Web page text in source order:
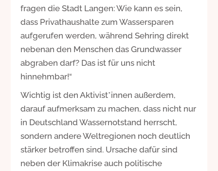
fragen die Stadt Langen: Wie kann es sein,
dass Privathaushalte zum Wassersparen
aufgerufen werden, während Sehring direkt
nebenan den Menschen das Grundwasser
abgraben darf? Das ist für uns nicht
hinnehmbar!“
Wichtig ist den Aktivist*innen außerdem,
darauf aufmerksam zu machen, dass nicht nur
in Deutschland Wassernotstand herrscht,
sondern andere Weltregionen noch deutlich
stärker betroffen sind. Ursache dafür sind
neben der Klimakrise auch politische